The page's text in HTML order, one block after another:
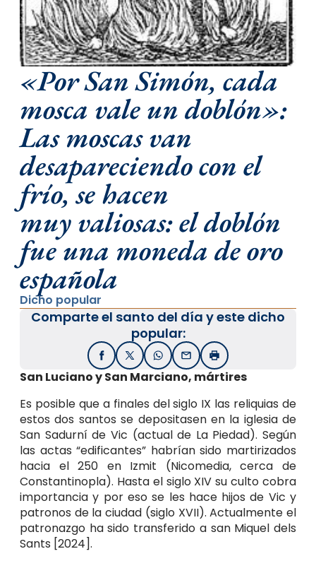
«Por San Simón, cada
mosca vale un doblón»:
Las moscas van
desapareciendo con el
frío, se hacen
muy valiosas: el doblón
fue una moneda de oro
española
Dicho popular
Comparte el santo del día y este dicho
popular:
FacebookX / TwitterWhatsApp
EmailImprimir
San Luciano y San Marciano, mártires
Es posible que a finales del siglo IX las reliquias de
estos dos santos se depositasen en la iglesia de
San Sadurní de Vic (actual de La Piedad). Según
las actas “edificantes” habrían sido martirizados
hacia el 250 en Izmit (Nicomedia, cerca de
Constantinopla). Hasta el siglo XIV su culto cobra
importancia y por eso se les hace hijos de Vic y
patronos de la ciudad (siglo XVII). Actualmente el
patronazgo ha sido transferido a san Miquel dels
Sants [2024].